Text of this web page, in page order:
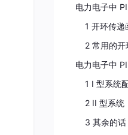
1 开环传递
2 常用的开
1 I 型系统
2 II 型系统
3 其余的话